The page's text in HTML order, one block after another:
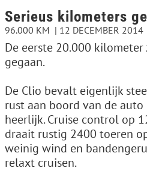
Serieus kilometers
96.000 KM 12 DECEMBER 2014
De eerste 20.000
gegaan.
De Clio bevalt eigenlijk
rust aan boord van de
heerlijk. Cruise control op
draait rustig 2400 toeren
weinig wind en
relaxt cruisen.